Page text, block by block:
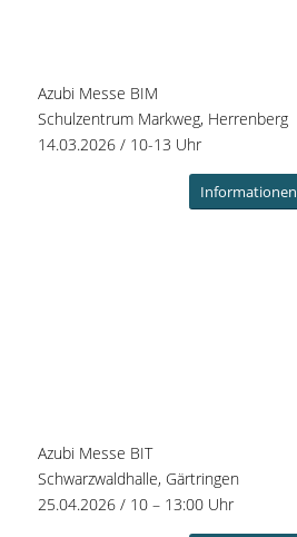
Azubi Messe BIM
Schulzentrum Markweg, Herrenberg
14.03.2026 / 10-13 Uhr
Informationen
Azubi Messe BIT
Schwarzwaldhalle, Gärtringen
25.04.2026 / 10 – 13:00 Uhr